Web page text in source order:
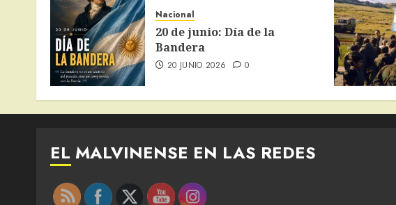
Nacional
20 de junio: Día de la
Bandera
20 JUNIO 2026 0
EL MALVINENSE EN LAS REDES